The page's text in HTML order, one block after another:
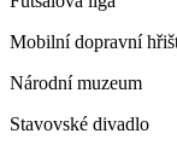
Mobilní dopravní
Národní muzeum
Stavovské divadlo